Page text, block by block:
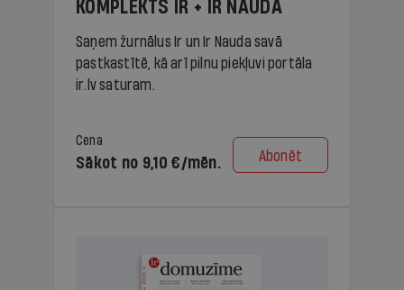
KOMPLEKTS IR + IR NAUDA
Saņem žurnālus Ir un Ir Nauda savā
pastkastītē, kā arī pilnu piekļuvi portāla
ir.lv saturam.
Cena
Sākot no 9,10 €/mēn. Abonēt